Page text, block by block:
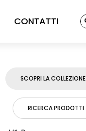
CONTATTI
SCOPRI LA COLLEZIONE
RICERCA PRODOTTI